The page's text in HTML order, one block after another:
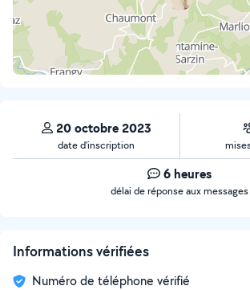
20 octobre 2023
date d’inscription
6 heures
délai de réponse aux messages
Informations vérifiées
Numéro de téléphone vérifié